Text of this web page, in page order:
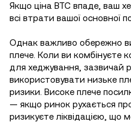
Якщо ціна BTC впаде, ваш
всі втрати вашої основної
Однак важливо обережно
плече. Коли ви комбінуєте
для хеджування, зазвичай
використовувати низьке
ризики. Високе плече
— якщо ринок рухається
ризикуєте ліквідацією, що